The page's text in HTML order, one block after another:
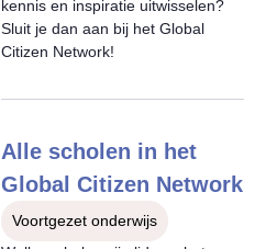
kennis en inspiratie uitwisselen?
Sluit je dan aan bij het Global
Citizen Network!
Alle scholen in het
Global Citizen Network
Voortgezet onderwijs